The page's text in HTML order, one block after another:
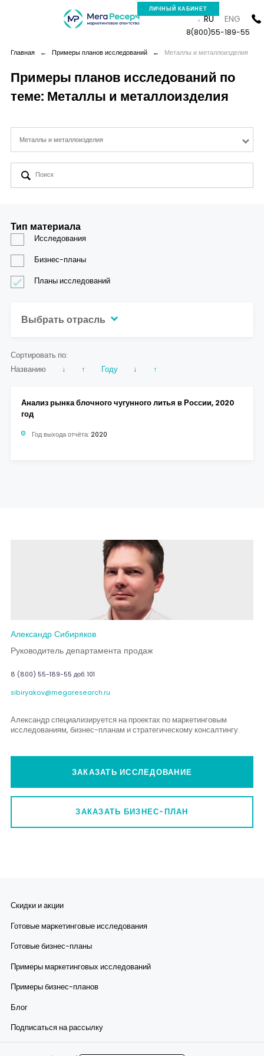
ЛИЧНЫЙ КАБИНЕТ
Компания
Услуги
Новая реальность
Аналитика
Контакты
RU ENG
8(800)55-189-55
Главная ← Примеры планов исследований ← Металлы и металлоизделия
Примеры планов исследований по
теме: Металлы и металлоизделия
Металлы и металлоизделия
Сортировать по:
Названию
↓ ↑ Году ↓ ↑
Анализ рынка блочного чугунного литья в России, 2020
год
Год выхода отчёта: 2020
Тип материала
Исследования
Бизнес-планы
Планы исследований
Выбрать отрасль
Александр Сибиряков
Руководитель департамента продаж
8 (800) 55-189-55 доб. 101
sibiryakov@megaresearch.ru
Александр специализируется на проектах по маркетинговым
исследованиям, бизнес-планам и стратегическому консалтингу.
ЗАКАЗАТЬ ИССЛЕДОВАНИЕ
ЗАКАЗАТЬ БИЗНЕС-ПЛАН
Скидки и акции
Готовые маркетинговые исследования
Готовые бизнес-планы
Примеры маркетинговых исследований
Примеры бизнес-планов
Блог
Подписаться на рассылку